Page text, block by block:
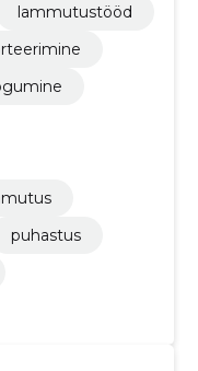
lammutustööd
puhastus